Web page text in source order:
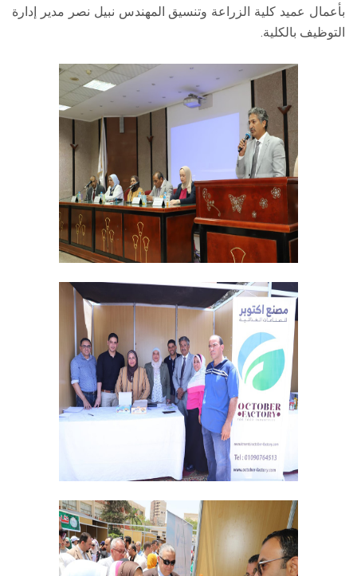
بأعمال عميد كلية الزراعة وتنسيق المهندس نبيل نصر مدير إدارة
التوظيف بالكلية.